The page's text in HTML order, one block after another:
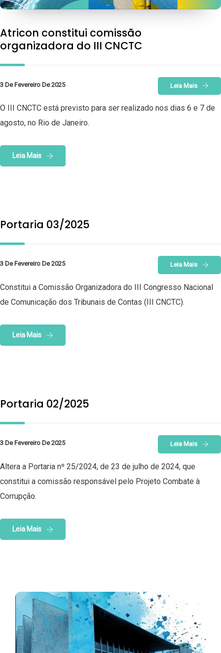
Atricon constitui comissão
organizadora do III CNCTC
3 De Fevereiro De 2025 Leia Mais
O III CNCTC está previsto para ser realizado nos dias 6 e 7 de
agosto, no Rio de Janeiro.
Leia Mais
Portaria 03/2025
3 De Fevereiro De 2025 Leia Mais
Constitui a Comissão Organizadora do III Congresso Nacional
de Comunicação dos Tribunais de Contas (III CNCTC).
Leia Mais
Portaria 02/2025
3 De Fevereiro De 2025 Leia Mais
Altera a Portaria nº 25/2024, de 23 de julho de 2024, que
constitui a comissão responsável pelo Projeto Combate à
Corrupção.
Leia Mais